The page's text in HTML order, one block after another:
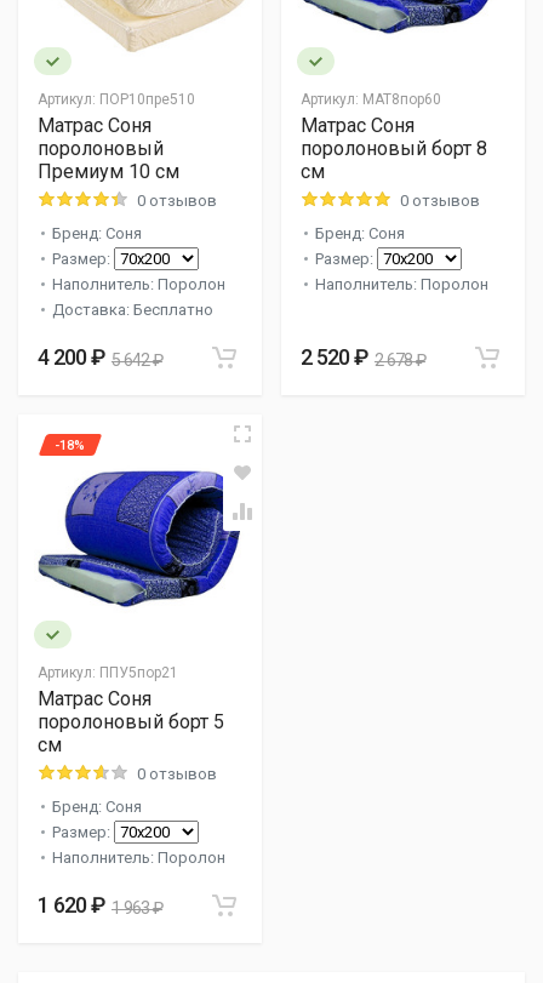
Артикул: ПОР10пре510
Матрас Соня
поролоновый
Премиум 10 см
0 отзывов
Бренд: Соня
Размер:
Наполнитель: Поролон
Доставка: Бесплатно
4 200 ₽ 5 642 ₽
Артикул: МАТ8пор60
Матрас Соня
поролоновый борт 8
см
0 отзывов
Бренд: Соня
Размер:
Наполнитель: Поролон
2 520 ₽ 2 678 ₽
Артикул: ППУ5пор21
-18%
Матрас Соня
поролоновый борт 5
см
0 отзывов
Бренд: Соня
Размер:
Наполнитель: Поролон
1 620 ₽ 1 963 ₽